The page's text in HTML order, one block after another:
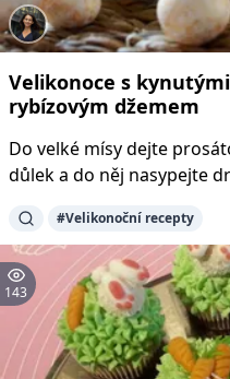
Velikonoce s
rybízovým džemem
Do velké mísy dejte
důlek a do něj nasypejte
#Velikonoční recepty
143